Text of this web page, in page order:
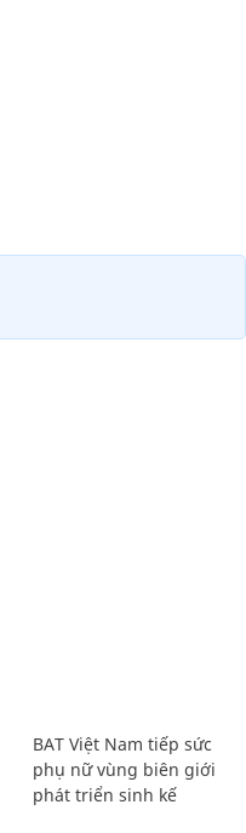
BAT Việt Nam tiếp sức
phụ nữ vùng biên giới
phát triển sinh kế